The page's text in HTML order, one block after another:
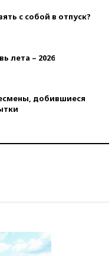
с собой в отпуск?
лета – 2026
добившиеся